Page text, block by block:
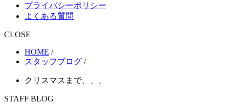
プライバシーポリシー
よくある質問
CLOSE
HOME /
スタッフブログ /
クリスマスまで、、、
STAFF BLOG